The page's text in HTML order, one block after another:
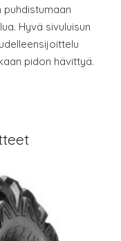
puhdistumaan
Hyvä sivuluisun
pidon hävittyä.